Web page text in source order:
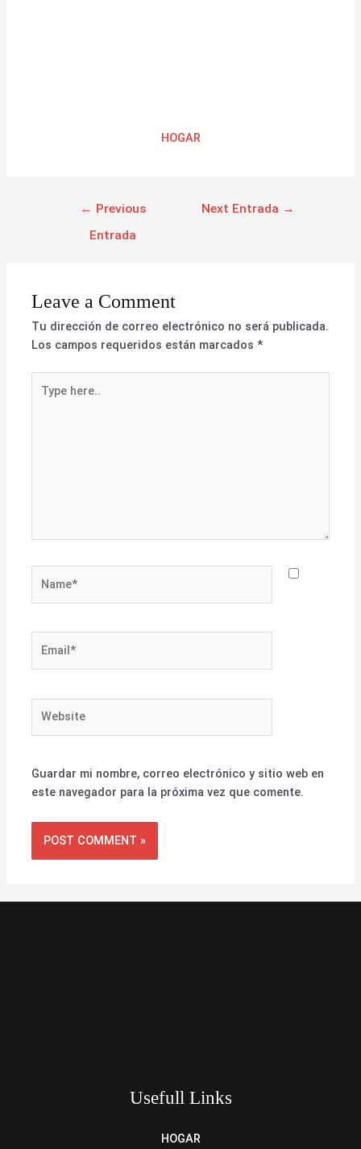
HOGAR
← Previous
Entrada
Next Entrada →
Leave a Comment
Tu dirección de correo electrónico no será publicada.
Los campos requeridos están marcados*
here..
Guardar mi nombre, correo electrónico y sitio web en
este navegador para la próxima vez que comente.
Usefull Links
HOGAR